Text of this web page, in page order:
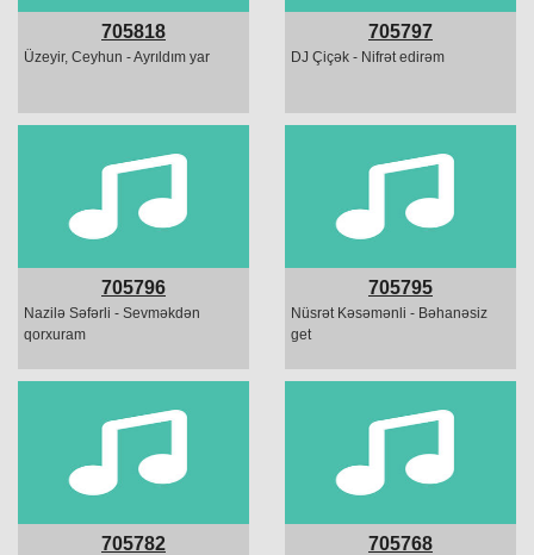
705818
Üzeyir, Ceyhun - Ayrıldım yar
705797
DJ Çiçək - Nifrət edirəm
705796
Nazilə Səfərli - Sevməkdən
qorxuram
705795
Nüsrət Kəsəmənli - Bəhanəsiz
get
705782 705768